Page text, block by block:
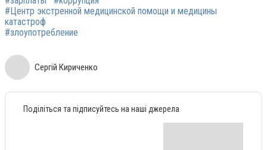
#Центр экстренной медицинской помощи и медицины
катастроф
#злоупотребление
Сергій Кириченко
Поділіться та підписуйтесь на наші джерела